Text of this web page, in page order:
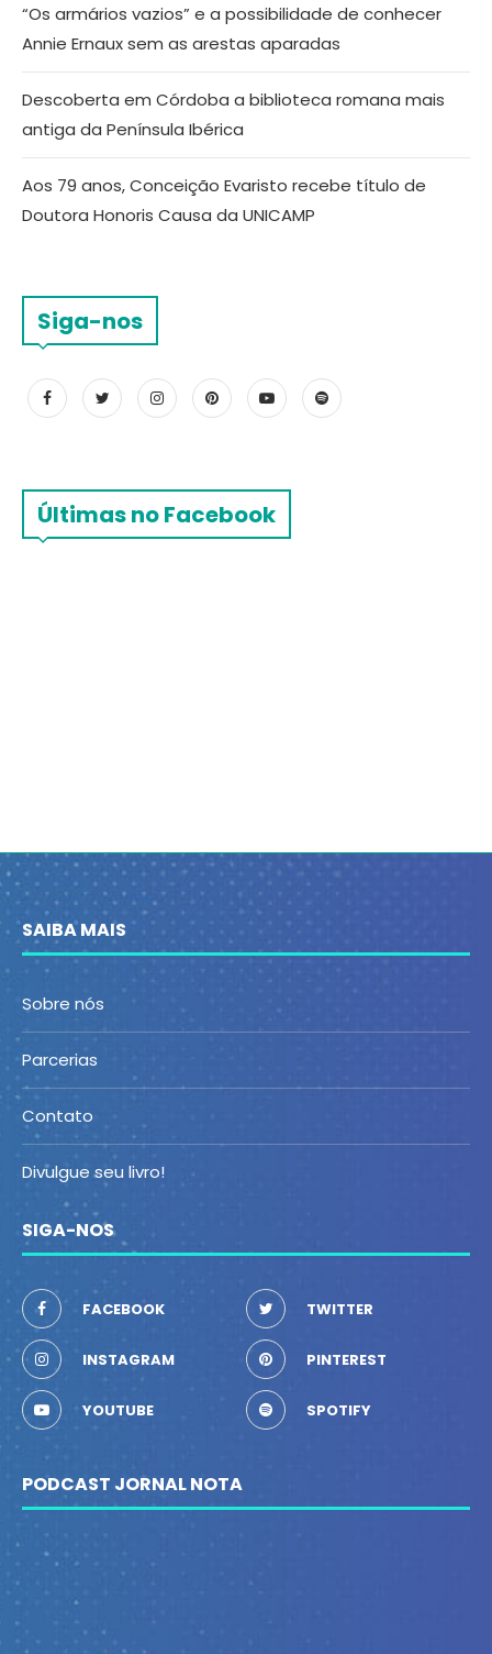
“Os armários vazios” e a possibilidade de conhecer
Annie Ernaux sem as arestas aparadas
Descoberta em Córdoba a biblioteca romana mais
antiga da Península Ibérica
Aos 79 anos, Conceição Evaristo recebe título de
Doutora Honoris Causa da UNICAMP
Siga-nos
Últimas no Facebook
SAIBA MAIS
Sobre nós
Parcerias
Contato
Divulgue seu livro!
SIGA-NOS
FACEBOOK TWITTER
INSTAGRAM PINTEREST
YOUTUBE SPOTIFY
PODCAST JORNAL NOTA